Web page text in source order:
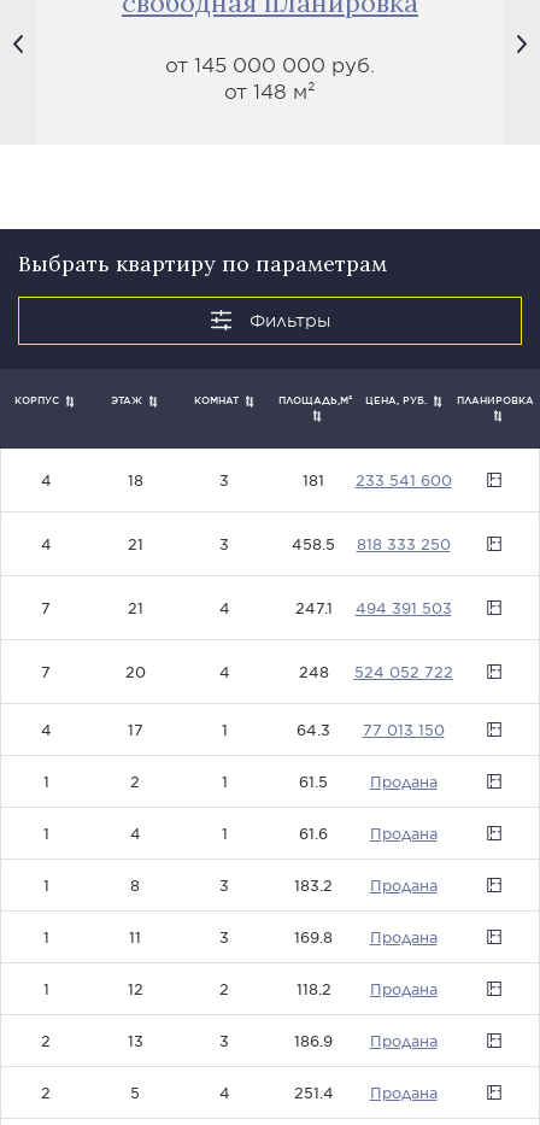
от 145 000 000 руб.
от 148 м²
Выбрать квартиру по параметрам
КОРПУС ЭТАЖ КОМНАТ ПЛОЩАДЬ,М² ЦЕНА, РУБ. ПЛАНИРОВКА
4 18 3 181 23354160
0
4 21 3 458.5 81833325
0
7 21 4 247.1 49439150
3
7 20 4 248 52405272
2
4 17 1 64.3 77013150
1 2 1 61.5 0
1 4 1 61.6 0
1 8 3 183.2 0
1 11 3 169.8 0
1 12 2 118.2 0
2 13 3 186.9 0
2 5 4 251.4 0